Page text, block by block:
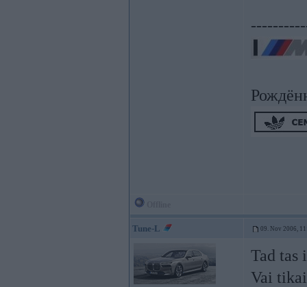
Tune-L 09. Nov 2006,
Tad tas
Vai tikai